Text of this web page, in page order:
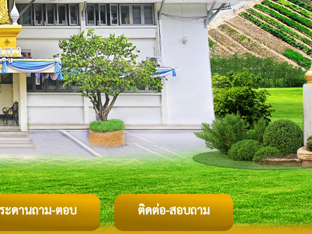
ะดานถาม-ตอบ ติดต่อ-สอบถาม